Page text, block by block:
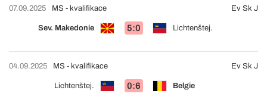
07.09.2025
Sev. Makedonie 5:0 Lichtenštej.
MS - kvalifikace Ev Sk J
04.09.2025
Lichtenštej. 0:6 Belgie
MS - kvalifikace Ev Sk J